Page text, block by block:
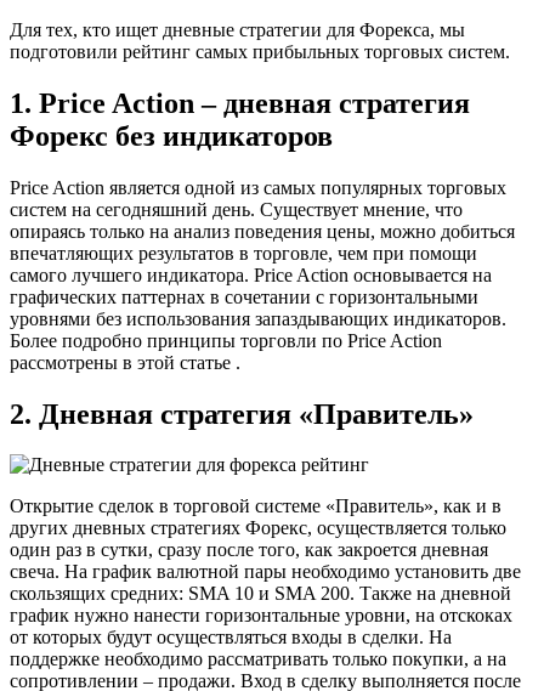
Для тех, кто ищет дневные стратегии для Форекса, мы
подготовили рейтинг самых прибыльных торговых систем.
1. Price Action – дневная стратегия
Форекс без индикаторов
Price Action является одной из самых популярных торговых
систем на сегодняшний день. Существует мнение, что
опираясь только на анализ поведения цены, можно добиться
впечатляющих результатов в торговле, чем при помощи
самого лучшего индикатора. Price Action основывается на
графических паттернах в сочетании с горизонтальными
уровнями без использования запаздывающих индикаторов.
Более подробно принципы торговли по Price Action
рассмотрены в этой статье .
2. Дневная стратегия «Правитель»
Открытие сделок в торговой системе «Правитель», как и в
других дневных стратегиях Форекс, осуществляется только
один раз в сутки, сразу после того, как закроется дневная
свеча. На график валютной пары необходимо установить две
скользящих средних: SMA 10 и SMA 200. Также на дневной
график нужно нанести горизонтальные уровни, на отскоках
от которых будут осуществляться входы в сделки. На
поддержке необходимо рассматривать только покупки, а на
сопротивлении – продажи. Вход в сделку выполняется после